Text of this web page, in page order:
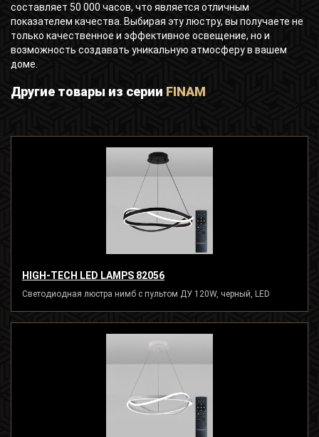
составляет 50 000 часов, что является отличным
показателем качества. Выбирая эту люстру, вы получаете не
только качественное и эффективное освещение, но и
возможность создавать уникальную атмосферу в вашем
доме.
Другие товары из серии FINAM
HIGH-TECH LED LAMPS 82056
Светодиодная люстра нимб с пультом ДУ 120W, черный, LED